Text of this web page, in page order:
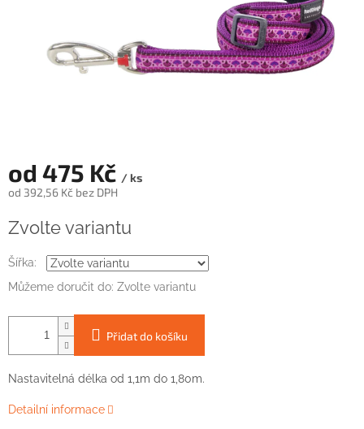
od 475 Kč / ks
od 392,56 Kč bez DPH
cena:
Zvolte variantu
Šířka:
Můžeme doručit do: Zvolte variantu
Přidat do košíku
Nastavitelná délka od 1,1m do 1,80m.
Detailní informace